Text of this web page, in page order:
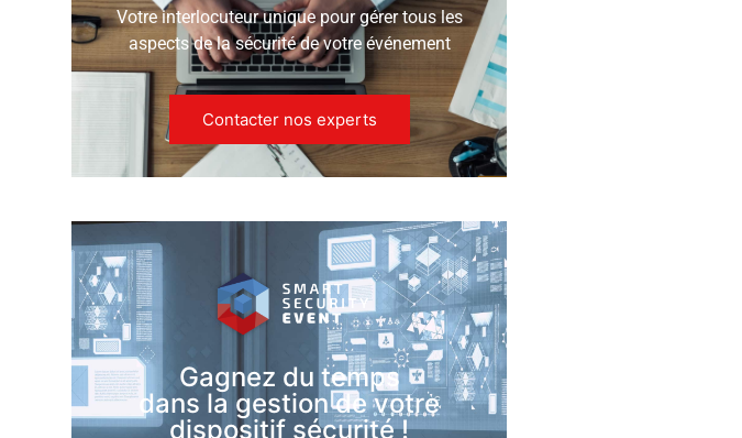
Votre interlocuteur unique pour gérer tous les
aspects de la sécurité de votre événement
Contacter nos experts
Gagnez du temps
dans la gestion de votre
dispositif sécurité !